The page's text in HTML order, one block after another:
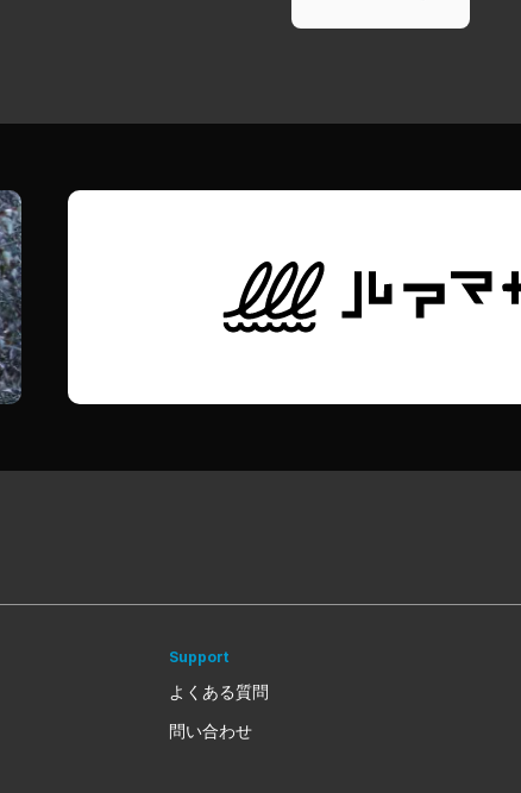
Support
よくある質問
問い合わせ